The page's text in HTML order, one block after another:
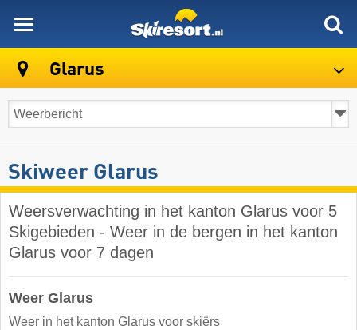
Glarus
Skiweer Glarus
Weersverwachting in het kanton Glarus voor 5
Skigebieden - Weer in de bergen in het kanton
Glarus voor 7 dagen
Weer Glarus
Weer in het kanton Glarus voor skiërs